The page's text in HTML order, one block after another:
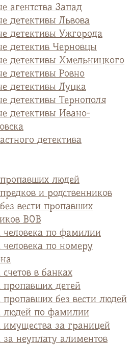
агентства Запад
детективы Львова
детективы Ужгорода
детектив Черновцы
детективы Хмельницкого
детективы Ровно
детективы Луцка
детективы Тернополя
детективы Ивано-
детектива
людей
и родственников
вести пропавших
ВОВ
человека по фамилии
человека по номеру
в банках
пропавших детей
пропавших без вести людей
людей по фамилии
имущества за границей
за неуплату алиментов